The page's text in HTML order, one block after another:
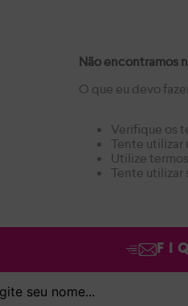
Não encontramos
O que eu devo
Verifique os
Tente utilizar
Utilize
Tente utilizar